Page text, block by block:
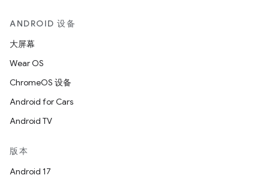
ANDROID 设备
大屏幕
Wear OS
ChromeOS 设备
Android for Cars
Android TV
版本
Android 17